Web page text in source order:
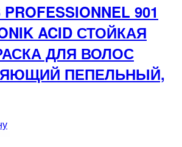
901
ACID СТОЙКАЯ
ДЛЯ ВОЛОС
ПЕПЕЛЬНЫЙ,